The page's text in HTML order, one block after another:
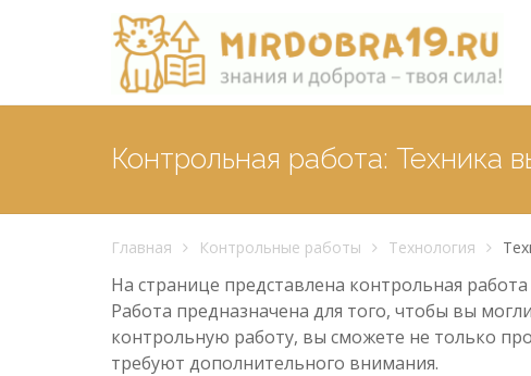
Контрольная работа: Техника
Главная Контрольные работы Технология
На странице представлена контрольная
Работа предназначена для того, чтобы вы
контрольную работу, вы сможете не только
требуют дополнительного внимания.